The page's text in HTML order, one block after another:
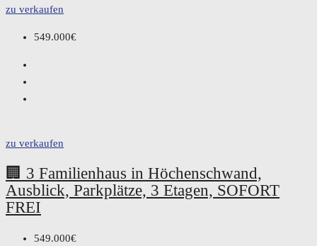
zu verkaufen
549.000€
zu verkaufen
🏢 3 Familienhaus in Höchenschwand,
Ausblick, Parkplätze, 3 Etagen, SOFORT
FREI
549.000€